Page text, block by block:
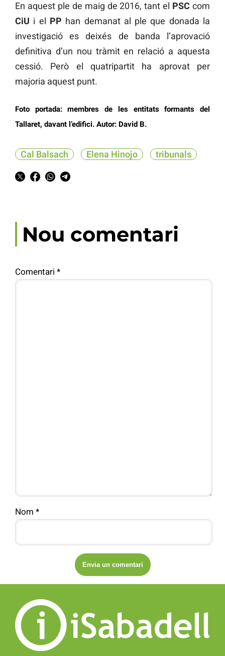
En aquest ple de maig de 2016, tant el PSC com
CiU i el PP han demanat al ple que donada la
investigació es deixés de banda l’aprovació
definitiva d’un nou tràmit en relació a aquesta
cessió. Però el quatripartit ha aprovat per
majoria aquest punt.
Foto portada: membres de les entitats formants del
Tallaret, davant l’edifici. Autor: David B.
Cal Balsach Elena Hinojo tribunals
Nou comentari
Comentari *
Nom *